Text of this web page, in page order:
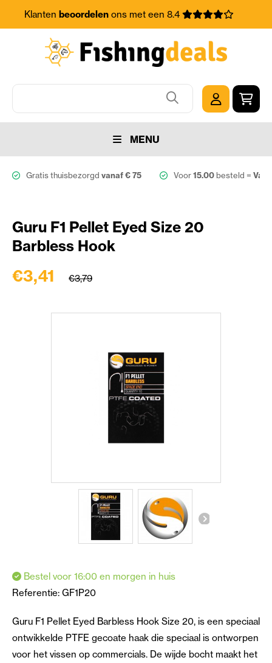
Klanten beoordelenons met een 8.4
MENU
Gratis thuisbezorgd vanaf € 75 Voor15.00besteld =
Guru F1 Pellet Eyed Size 20
Barbless Hook
€3,41 €3,79
Bestel voor 16:00 en morgen in huis
Referentie: GF1P20
Guru F1 Pellet Eyed Barbless Hook Size 20, is een speciaal
ontwikkelde PTFE gecoate haak die speciaal is ontworpen
voor het vissen op commercials. De wijde bocht maakt het